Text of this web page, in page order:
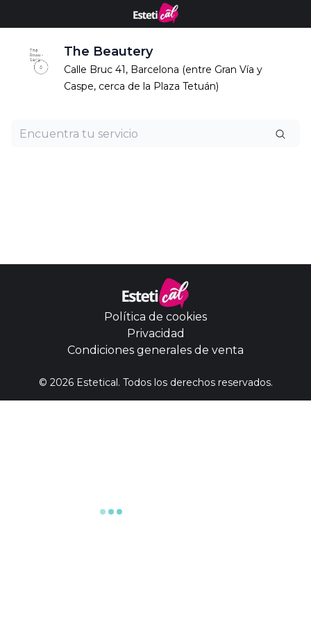
The Beautery
Calle Bruc 41, Barcelona (entre Gran Vía y
Caspe, cerca de la Plaza Tetuán)
Política de cookies
Privacidad
Condiciones generales de venta
© 2026Estetical. Todos los derechos reservados.